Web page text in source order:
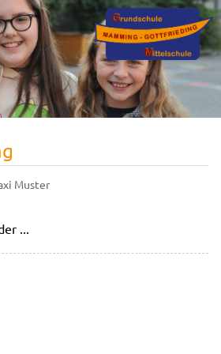
Muster
...